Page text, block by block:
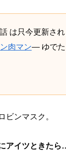
は只今更新さ
肉マン— ゆでた
ビンマスク。
アイツときたら